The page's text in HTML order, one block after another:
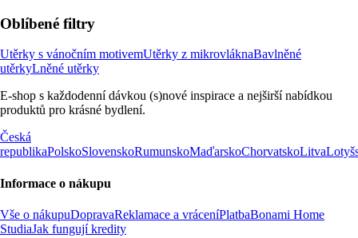
Oblíbené filtry
Utěrky s vánočním motivemUtěrky z mikrovláknaBavlněné
utěrkyLněné utěrky
E-shop s každodenní dávkou (s)nové inspirace a nejširší nabídkou
produktů pro krásné bydlení.
Česká
republikaPolskoSlovenskoRumunskoMaďarskoChorvatskoLitva
Informace o nákupu
Vše o nákupuDopravaReklamace a vráceníPlatbaBonami Home
StudiaJak fungují kredity